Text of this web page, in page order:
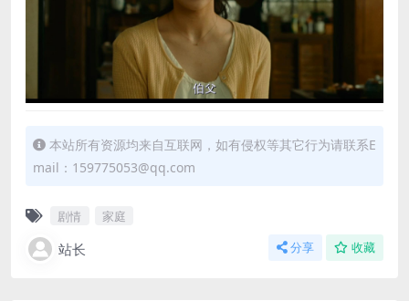
本站所有资源均来自互联网，如有侵权等其它行为请联系E
mail：159775053@qq.com
剧情 家庭
站长 分享 收藏